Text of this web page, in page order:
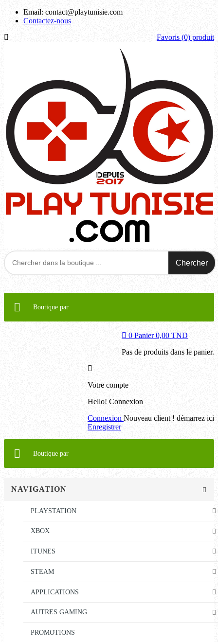
Email: contact@playtunisie.com
Contactez-nous
Favoris (0) produit
Chercher
Boutique par
0 Panier 0,00 TND
Pas de produits dans le panier.
Votre compte
Hello! Connexion
Connexion Nouveau client ! démarrez ici
Enregistrer
Boutique par
NAVIGATION
PLAYSTATION
XBOX
ITUNES
STEAM
APPLICATIONS
AUTRES GAMING
PROMOTIONS